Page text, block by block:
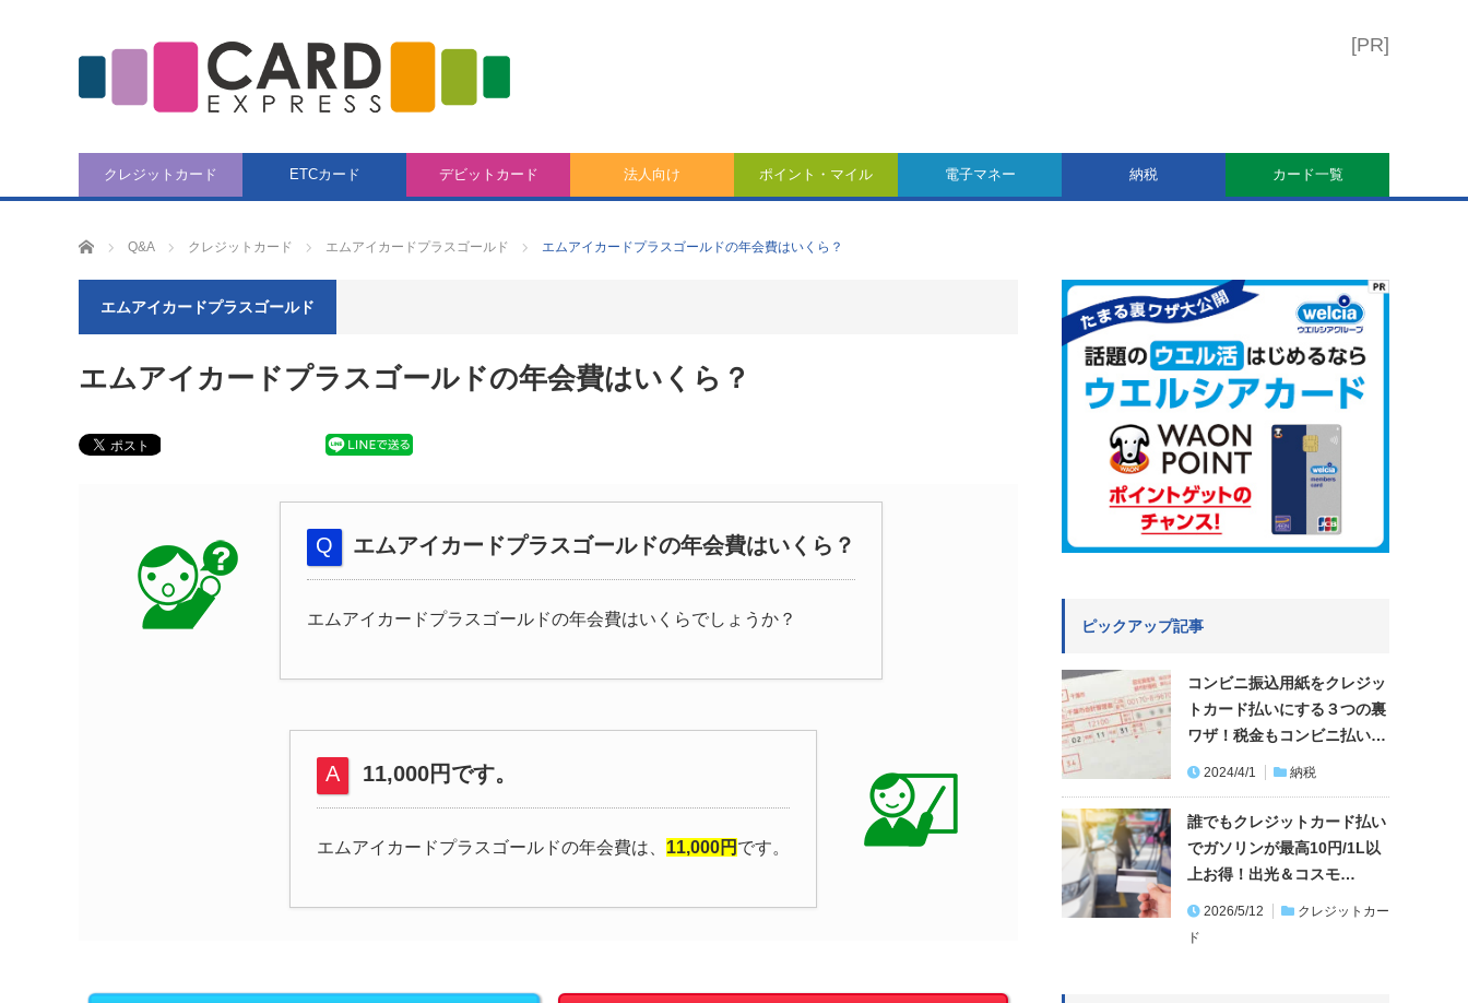
クレジットカード ETCカード デビットカード 法人向け ポイント・マイル 電子マネー 納税 カード一覧
CARD EXPRESS
Q&A クレジットカード エムアイカードプラスゴールド エムアイカードプラスゴールドの年会費はいくら？
エムアイカードプラスゴールド
エムアイカードプラスゴールドの年会費はいくら？
エムアイカードプラスゴールドの年会費はいくら？
エムアイカードプラスゴールドの年会費はいくらでしょうか？
11,000円です。
エムアイカードプラスゴールドの年会費は、 11,000円 です。
ピックアップ記事
コンビニ振込用紙をクレジッ
トカード払いにする３つの裏
ワザ！税金もコンビニ払い…
2024/4/1 納税
誰でもクレジットカード払い
でガソリンが最高10円/1L以
上お得！出光＆コスモ…
2026/5/12
クレジットカー
ド